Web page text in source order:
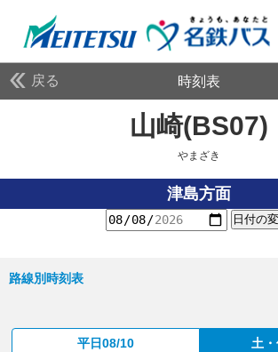
戻る 時刻表
山崎(BS07)
やまざき
津島方面
日付の
路線別時刻表
平日08/10 土